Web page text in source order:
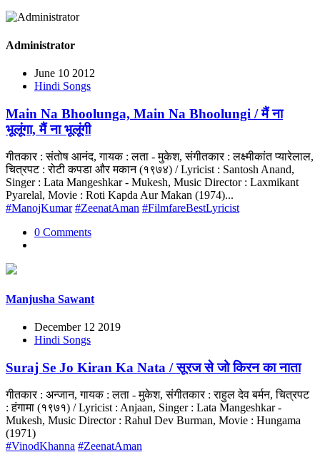
Administrator
June 10 2012
Hindi Songs
Main Na Bhoolunga, Main Na Bhoolungi / मैं ना
भूलूंगा, मैं ना भूलूंगी
गीतकार : संतोष आनंद, गायक : लता - मुकेश, संगीतकार : लक्ष्मीकांत प्यारेलाल,
चित्रपट : रोटी कपडा और मकान (१९७४) / Lyricist : Santosh Anand,
Singer : Lata Mangeshkar - Mukesh, Music Director : Laxmikant
Pyarelal, Movie : Roti Kapda Aur Makan (1974)...
#ManojKumar #ZeenatAman #FilmfareBestLyricist
0 Comments
Manjusha Sawant
December 12 2019
Hindi Songs
Suraj Se Jo Kiran Ka Nata / सूरज से जो किरन का नाता
गीतकार : अन्जान, गायक : लता - मुकेश, संगीतकार : राहुल देव बर्मन, चित्रपट
: हंगामा (१९७१) / Lyricist : Anjaan, Singer : Lata Mangeshkar -
Mukesh, Music Director : Rahul Dev Burman, Movie : Hungama
(1971)
#VinodKhanna #ZeenatAman